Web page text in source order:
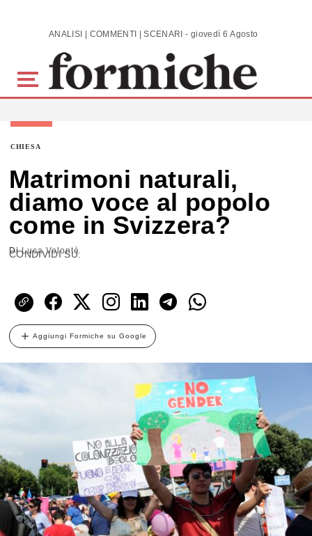
Skip to main content ANALISI | COMMENTI | SCENARI - giovedì 6 Agosto 2026
CHIESA
Matrimoni naturali,
diamo voce al popolo
come in Svizzera?
DiLuca Volontè
CONDIVIDI SU:
Aggiungi Formiche su Google